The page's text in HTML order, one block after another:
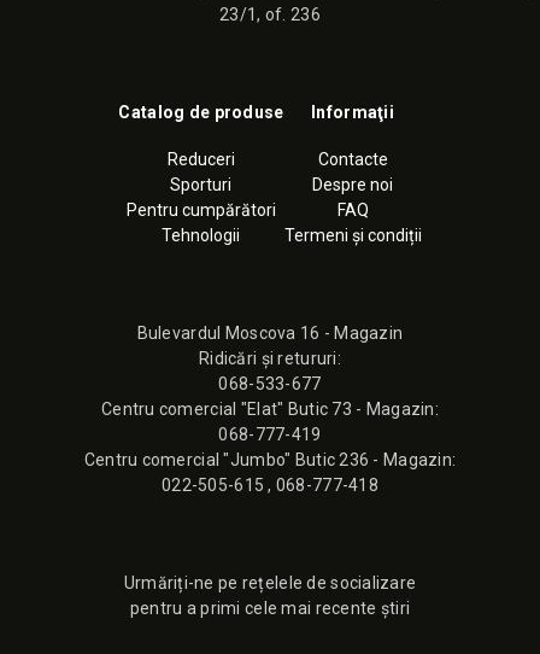
23/1, of. 236
Catalog de produse
Reduceri
Sporturi
Pentru cumpărători
Tehnologii
Informaţii
Contacte
Despre noi
FAQ
Termeni și condiții
Bulevardul Moscova 16 - Magazin
Ridicări și retururi:
068-533-677
Сentru comercial "Elat" Butic 73 - Magazin:
068-777-419
Сentru comercial "Jumbo" Butic 236 - Magazin:
022-505-615, 068-777-418
Urmăriți-ne pe rețelele de socializare
pentru a primi cele mai recente știri